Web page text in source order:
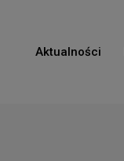
Aktualności